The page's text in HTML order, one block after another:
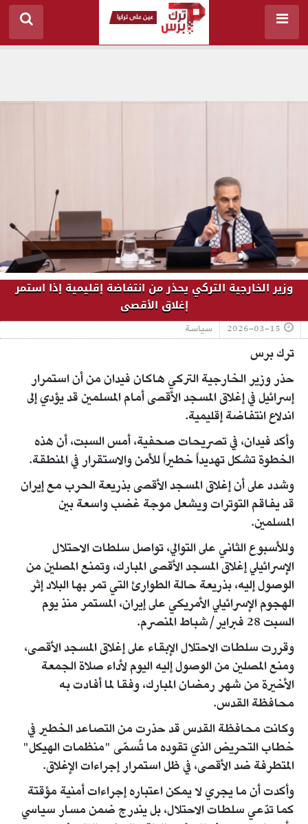
وزير الخارجية التركي يحذر من انتفاضة إقليمية إذا استمر
إغلاق الأقصى
2026-03-15 سياسة
ترك برس
حذر وزير الخارجية التركي هاكان فيدان من أن استمرار
إسرائيل في إغلاق المسجد الأقصى أمام المسلمين قد يؤدي إلى
اندلاع انتفاضة إقليمية.
وأكد فيدان، في تصريحات صحفية، أمس السبت، أن هذه
الخطوة تشكل تهديداً خطيراً للأمن والاستقرار في المنطقة.
وشدد على أن إغلاق المسجد الأقصى بذريعة الحرب مع إيران
قد يفاقم التوترات ويشعل موجة غضب واسعة بين
المسلمين.
وللأسبوع الثاني على التوالي، تواصل سلطات الاحتلال
الإسرائيلي إغلاق المسجد الأقصى المبارك، وتمنع المصلين من
الوصول إليه، بذريعة حالة الطوارئ التي تمر بها البلاد إثر
الهجوم الإسرائيلي الأمريكي على إيران، المستمر منذ يوم
السبت 28 فبراير/شباط المنصرم.
وقررت سلطات الاحتلال الإبقاء على إغلاق المسجد الأقصى،
ومنع المصلين من الوصول إليه اليوم لأداء صلاة الجمعة
الأخيرة من شهر رمضان المبارك، وفقا لما أفادت به
محافظة القدس.
وكانت محافظة القدس قد حذرت من التصاعد الخطير في
خطاب التحريض الذي تقوده ما تُسمّى "منظمات الهيكل"
المتطرفة ضد الأقصى، في ظل استمرار إجراءات الإغلاق.
وأكدت أن ما يجري لا يمكن اعتباره إجراءات أمنية مؤقتة
كما تدّعي سلطات الاحتلال، بل يندرج ضمن مسار سياسي